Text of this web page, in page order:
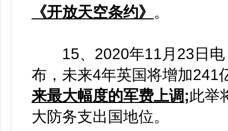
《开放天空条约》 。
15、2020年11月23日电
布，未来4年英国将增加241
来最大幅度的军费上调;此举
大防务支出国地位。